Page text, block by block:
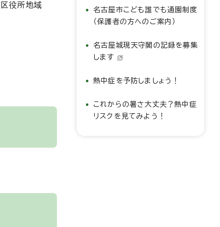
役所地域
名古屋市こども誰でも通園制度
（保護者の方へのご案内）
名古屋城現天守閣の記録を募集
します
熱中症を予防しましょう！
これからの暑さ大丈夫？熱中症
リスクを見てみよう！